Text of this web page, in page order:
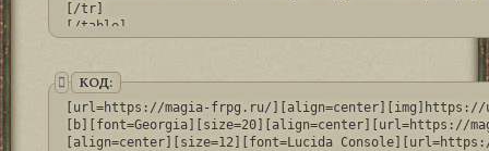
[/tr]
[/table]
КОД:
[url=https://magia-frpg.ru/
[b][font=Georgia][size=20][align=center][url=https://
[align=center][size=12][font=Lucida